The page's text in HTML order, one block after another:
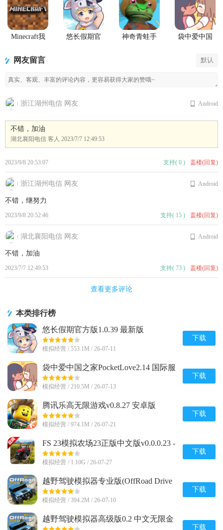
Minecraft我
悠长假期官
神奇青蛙手
袋中爱中国
网友留言 默认
浙江湖州电信 网友
2023/9/8 20:53:07
不错，加油
湖北襄阳电信 客人 2023/7/7 12:49:53
Android
支持( 0 ) 盖楼(回复)
浙江湖州电信 网友
2023/9/8 20:52:46
不错，继努力
Android
支持( 15 ) 盖楼(回复)
湖北襄阳电信 网友
2023/7/7 12:49:53
不错，加油
Android
支持( 73 ) 盖楼(回复)
查看更多评论
本类排行榜
悠长假期官方版1.0.39 最新版
模拟经营 / 553.1M / 26-07-11
下载
袋中爱中国之家PocketLove2.14 国际服
模拟经营 / 210.5M / 26-07-13
下载
腾讯乐高无限游戏v0.8.27 安卓版
模拟经营 / 974.1M / 26-07-21
下载
FS 23模拟农场23正版中文版v0.0.0.23 -
Google 谷歌版
模拟经营 / 1.10G / 26-07-27
下载
越野驾驶模拟器专业版(OffRoad Drive
Pro)0.2 中文安卓最新版
模拟经营 / 394.2M / 26-07-10
下载
越野驾驶模拟器高级版0.2 中文无限金
币版
下载